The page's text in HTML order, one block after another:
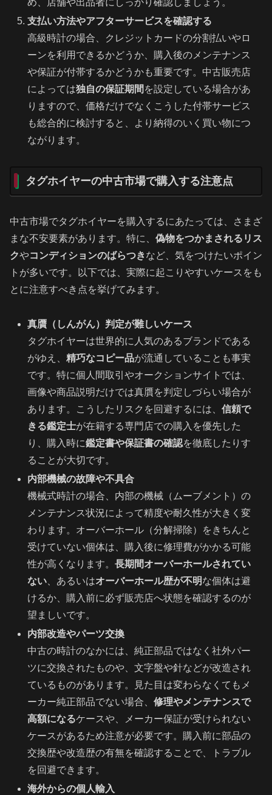
め、店舗や出品者にしっかり確認しましょう。
支払い方法やアフターサービスを確認する
高級時計の場合、クレジットカードの分割払いやロ
ーンを利用できるかどうか、購入後のメンテナンス
や保証が付帯するかどうかも重要です。中古販売店
によっては独自の保証期間 を設定している場合があ
りますので、価格だけでなくこうした付帯サービス
も総合的に検討すると、より納得のいく買い物につ
ながります。
タグホイヤーの中古市場で購入する注意点
中古市場でタグホイヤーを購入するにあたっては、さまざ
まな不安要素があります。特に、 偽物をつかまされるリス
クやコンディションのばらつきなど、気をつけたいポイン
トが多いです。以下では、実際に起こりやすいケースをも
とに注意すべき点を挙げてみます。
真贋（しんがん）判定が難しいケース
タグホイヤーは世界的に人気のあるブランドである
がゆえ、精巧なコピー品が流通していることも事実
です。特に個人間取引やオークションサイトでは、
画像や商品説明だけでは真贋を判定しづらい場合が
あります。こうしたリスクを回避するには、信頼で
きる鑑定士が在籍する専門店での購入を優先した
り、購入時に鑑定書や保証書の確認を徹底したりす
ることが大切です。
内部機械の故障や不具合
機械式時計の場合、内部の機械（ムーブメント）の
メンテナンス状況によって精度や耐久性が大きく変
わります。オーバーホール（分解掃除）をきちんと
受けていない個体は、購入後に修理費がかかる可能
性が高くなります。長期間オーバーホールされてい
ない 、あるいはオーバーホール歴が不明な個体は避
けるか、購入前に必ず販売店へ状態を確認するのが
望ましいです。
内部改造やパーツ交換
中古の時計のなかには、純正部品ではなく社外パー
ツに交換されたものや、文字盤や針などが改造され
ているものがあります。見た目は変わらなくてもメ
ーカー純正部品でない場合、修理やメンテナンスで
高額になるケースや、メーカー保証が受けられない
ケースがあるため注意が必要です。購入前に部品の
交換歴や改造歴の有無を確認することで、トラブル
を回避できます。
海外からの個人輸入